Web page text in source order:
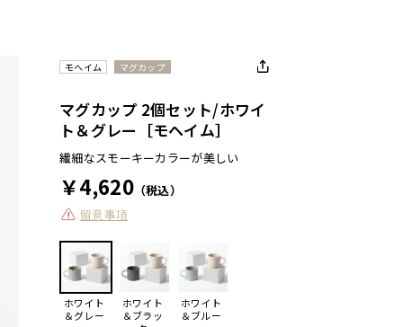
モヘイム マグカップ
ホワイト
＆グレー
ホワイト
＆ブラッ
ホワイト
＆ブルー
マグカップ 2個セット/ホワイ
ト＆グレー［モヘイム］
繊細なスモーキーカラーが美しい
￥4,620（税込）
留意事項